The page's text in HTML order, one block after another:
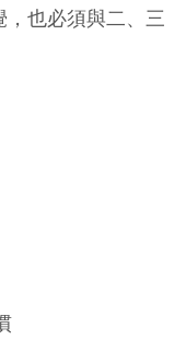
也必須與二、三